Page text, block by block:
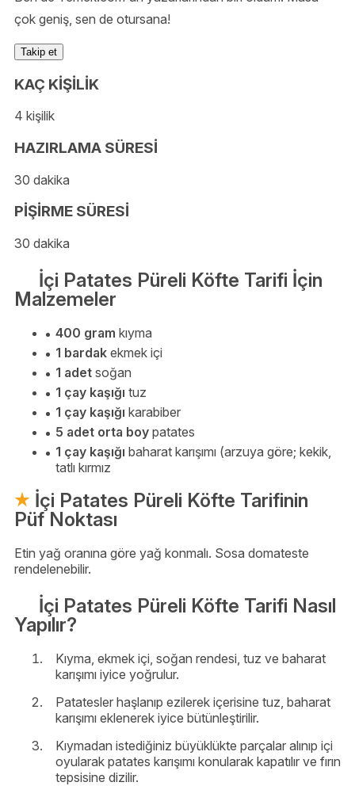
çok geniş, sen de otursana!
Takip et
KAÇ KİŞİLİK
4 kişilik
HAZIRLAMA SÜRESİ
30 dakika
PİŞİRME SÜRESİ
30 dakika
İçi Patates Püreli Köfte Tarifi İçin
Malzemeler
400 gram kıyma
1 bardak ekmek içi
1 adet soğan
1 çay kaşığı tuz
1 çay kaşığı karabiber
5 adet orta boy patates
1 çay kaşığı baharat karışımı (arzuya göre; kekik,
tatlı kırmız
İçi Patates Püreli Köfte Tarifinin
Püf Noktası
Etin yağ oranına göre yağ konmalı. Sosa domateste
rendelenebilir.
İçi Patates Püreli Köfte Tarifi Nasıl
Yapılır?
Kıyma, ekmek içi, soğan rendesi, tuz ve baharat
karışımı iyice yoğrulur.
Patatesler haşlanıp ezilerek içerisine tuz, baharat
karışımı eklenerek iyice bütünleştirilir.
Kıymadan istediğiniz büyüklükte parçalar alınıp içi
oyularak patates karışımı konularak kapatılır ve fırın
tepsisine dizilir.